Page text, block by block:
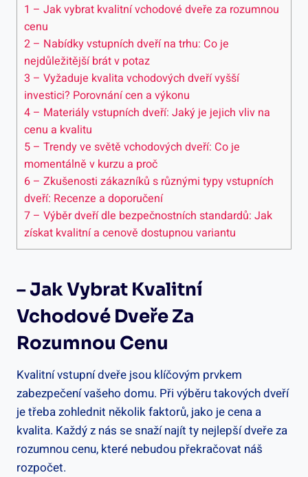
1 – Jak vybrat kvalitní ‍vchodové dveře za rozumnou⁤
cenu
2 – Nabídky vstupních​ dveří na trhu: Co je
nejdůležitější brát‍ v potaz
3 – Vyžaduje⁢ kvalita ⁣vchodových ⁤dveří⁤ vyšší
investici? Porovnání cen ⁤a výkonu
4 – ‍Materiály vstupních ⁤dveří:⁣ Jaký je jejich‌ vliv na
cenu a kvalitu
5 – Trendy ve⁣ světě ‍vchodových⁢ dveří: ⁣Co je
momentálně v kurzu a proč
6 – Zkušenosti zákazníků s různými typy vstupních
dveří: Recenze a doporučení
7 – Výběr⁣ dveří dle‍ bezpečnostních standardů:⁢ Jak
⁤získat kvalitní a cenově dostupnou variantu
– Jak Vybrat Kvalitní
‍vchodové Dveře Za
Rozumnou⁤ Cenu
Kvalitní vstupní ⁣dveře⁢ jsou ​klíčovým prvkem
zabezpečení ⁢vašeho domu. Při výběru takových⁤ dveří
je⁢ třeba zohlednit ⁢několik faktorů, ⁤jako je cena a
⁢kvalita. Každý z nás se snaží​ najít ty nejlepší dveře za
rozumnou cenu, které⁢ nebudou ⁤překračovat náš
rozpočet.